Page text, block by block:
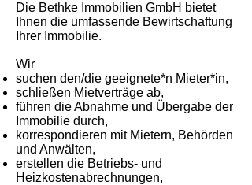
Die Bethke Immobilien GmbH bietet
Ihnen die umfassende Bewirtschaftung
Ihrer Immobilie.
Wir
suchen den/die geeignete*n Mieter*in,
schließen Mietverträge ab,
führen die Abnahme und Übergabe der
Immobilie durch,
korrespondieren mit Mietern, Behörden
und Anwälten,
erstellen die Betriebs- und
Heizkostenabrechnungen,